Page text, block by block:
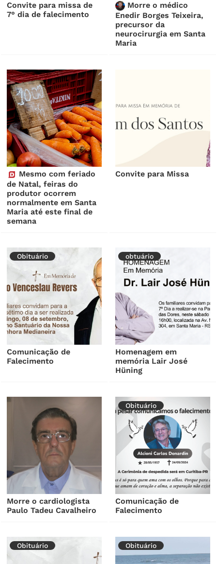
Convite para missa de
7° dia de falecimento
Morre o médico
Enedir Borges Teixeira,
precursor da
neurocirurgia em Santa
Maria
Mesmo com feriado
de Natal, feiras do
produtor ocorrem
normalmente em Santa
Maria até este final de
semana
Convite para Missa
Obituário
Comunicação de
Falecimento
obtuário
Homenagem em
memória Lair José
Hüning
Morre o cardiologista
Paulo Tadeu Cavalheiro
Obituário
Comunicação de
Falecimento
Obituário Obituário